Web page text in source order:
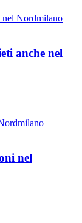
anche nel
nel